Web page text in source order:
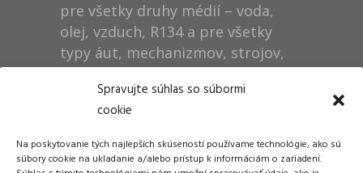
Spravujte súhlas so súbormi
cookie
Na poskytovanie tých najlepších skúseností používame technológie, ako sú
súbory cookie na ukladanie a/alebo prístup k informáciám o zariadení.
pre všetky druhy médií – voda,
olej, vzduch, R134 a pre všetky
typy áut, mechanizmov, strojov,
technológií, rušňov…
Dušan Pytel P a P